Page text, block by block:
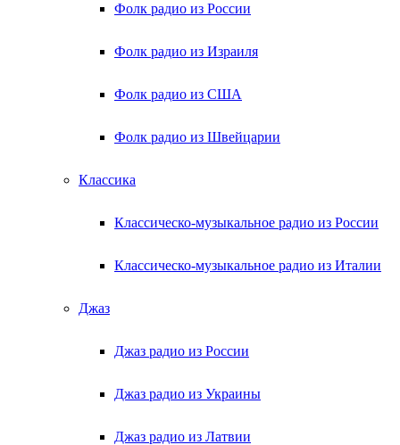
Фолк радио из России
Фолк радио из Израиля
Фолк радио из США
Фолк радио из Швейцарии
Классика
Классическо-музыкальное радио из России
Классическо-музыкальное радио из Италии
Джаз
Джаз радио из России
Джаз радио из Украины
Джаз радио из Латвии